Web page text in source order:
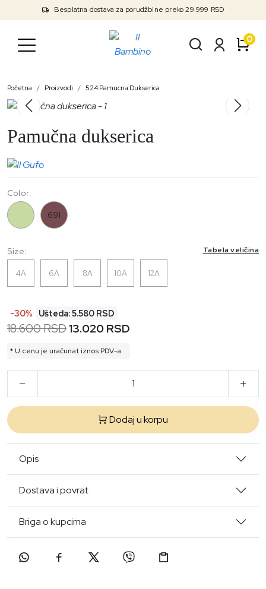
Besplatna dostava za porudžbine preko 29.999 RSD
0
Početna Proizvodi 524 Pamucna Dukserica
Pamučna dukserica
Size: Tabela veličina
4A 6A 8A 10A 12A
Color:
691
-30% Ušteda: 5.580 RSD
18.600 RSD13.020 RSD
* U cenu je uračunat iznos PDV-a
Dodaj u korpu
Opis
Dostava i povrat
Briga o kupcima